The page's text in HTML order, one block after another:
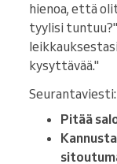
hienoa, että
tyylisi
kysyttävää."
Seurantaviesti:
Pitää